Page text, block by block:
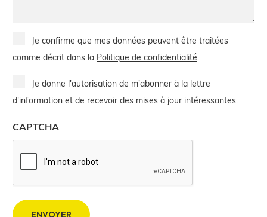
Privacy
Policy
Je confirme que mes données peuvent être traitées
comme décrit dans la Politique de confidentialité.
Newsletter
Je donne l'autorisation de m'abonner à la lettre
d'information et de recevoir des mises à jour intéressantes.
CAPTCHA